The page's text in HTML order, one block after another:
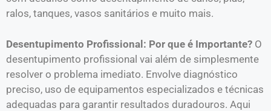
ralos, tanques, vasos sanitários e muito mais.
Desentupimento Profissional: Por que é Importante? O
desentupimento profissional vai além de simplesmente
resolver o problema imediato. Envolve diagnóstico
preciso, uso de equipamentos especializados e técnicas
adequadas para garantir resultados duradouros. Aqui